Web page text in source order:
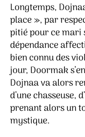
Longtemps,
place », par
pitié pour ce
dépendance
bien connu des
jour, Doormak
Dojnaa va alors
d’une chasseuse,
prenant alors un
mystique.